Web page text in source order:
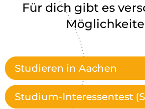
Für dich gibt es
Studieren in Aachen
Studium-Interessentest